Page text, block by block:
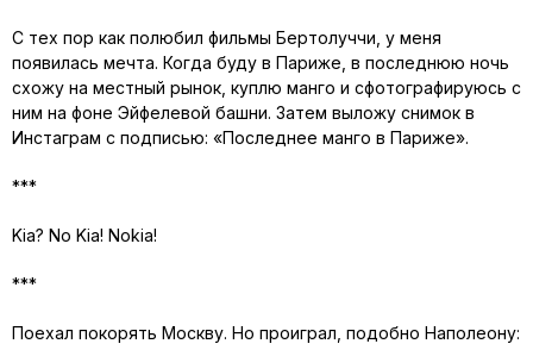
С тех пор как полюбил фильмы Бертолуччи, у меня
появилась мечта. Когда буду в Париже, в последнюю ночь
схожу на местный рынок, куплю манго и сфотографируюсь с
ним на фоне Эйфелевой башни. Затем выложу снимок в
Инстаграм с подписью: «Последнее манго в Париже».
***
Kia? No Kia! Nokia!
***
Поехал покорять Москву. Но проиграл, подобно Наполеону: